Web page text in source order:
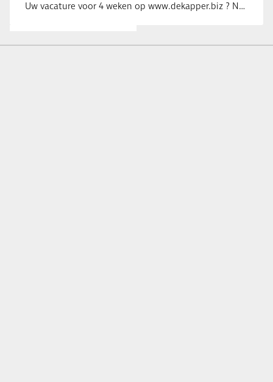
Uw vacature voor 4 weken op www.dekapper.biz ? Neem dan contact op met Maaike …